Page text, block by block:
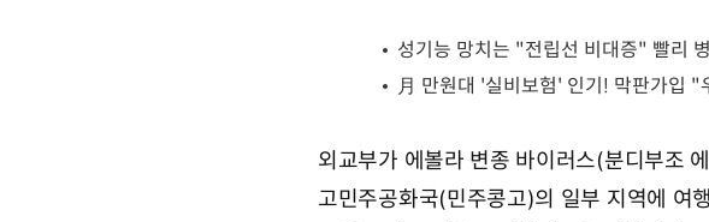
외교부가 에볼라 변종 바이러스(분디부조
고민주공화국(민주콩고)의 일부 지역에 여